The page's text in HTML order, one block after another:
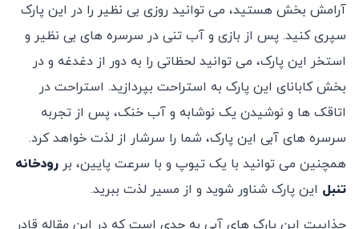
آرامش بخش هستید، می توانید روزی بی نظیر را در این پارک
سپری کنید. پس از بازی و آب تنی در سرسره های بی نظیر و
استخر این پارک، می توانید لحظاتی را به دور از دغدغه و در
بخش کابانای این پارک به استراحت بپردازید. استراحت در
اتاقک ها و نوشیدن یک نوشابه و آب خنک، پس از تجربه
سرسره های آبی این پارک، شما را سرشار از لذت خواهد کرد.
همچنین می توانید با یک تیوپ و با سرعت پایین، بر رودخانه
تنبل این پارک شناور شوید و از مسیر لذت ببرید.
جذابیت این پارک های آبی به حدی است که در این مقاله قادر